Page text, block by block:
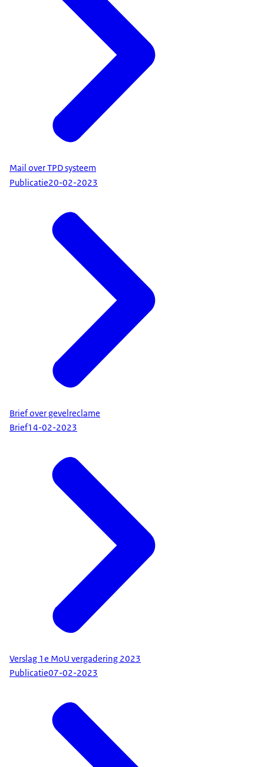
Mail over TPD systeem
Publicatie20-02-2023
Brief over gevelreclame
Brief14-02-2023
Verslag 1e MoU vergadering 2023
Publicatie07-02-2023